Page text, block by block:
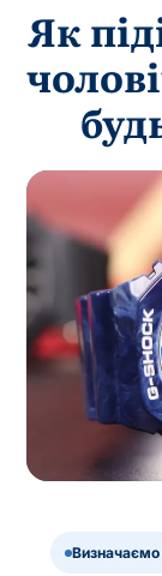
Як
Визначаємо